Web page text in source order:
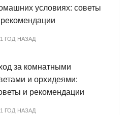
условиях: советы
1 ГОД НАЗАД
за комнатными
и орхидеями:
и рекомендации
1 ГОД НАЗАД